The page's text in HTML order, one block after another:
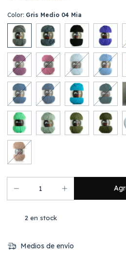
Color: Gris Medio 04 Mia
2 en stock
Medios de envío